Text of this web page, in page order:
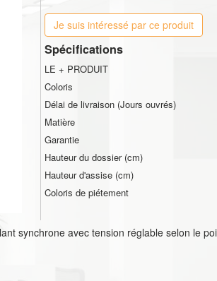
Je suis intéressé par ce produit
Spécifications
LE + PRODUIT
Coloris
Délai de livraison (Jours ouvrés)
Matière
Garantie
Hauteur du dossier (cm)
Hauteur d'assise (cm)
Coloris de piétement
synchrone avec tension réglable selon le